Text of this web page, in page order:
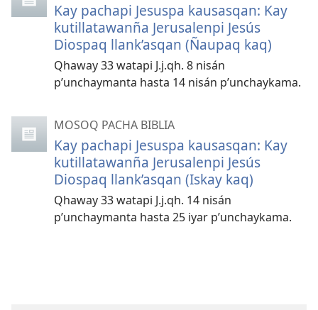
Kay pachapi Jesuspa kausasqan: Kay
kutillatawanña Jerusalenpi Jesús
Diospaq llank’asqan (Ñaupaq kaq)
Qhaway 33 watapi J.j.qh. 8 nisán
p’unchaymanta hasta 14 nisán p’unchaykama.
MOSOQ PACHA BIBLIA
Kay pachapi Jesuspa kausasqan: Kay
kutillatawanña Jerusalenpi Jesús
Diospaq llank’asqan (Iskay kaq)
Qhaway 33 watapi J.j.qh. 14 nisán
p’unchaymanta hasta 25 iyar p’unchaykama.